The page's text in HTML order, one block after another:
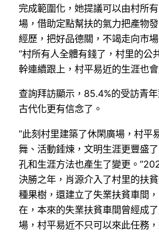
完成範圍化，她提議可以由村所
場，借助定點幫扶的氣力把產物
經歷，把好品德關，不竭走向市場
“村所有人全體有錢了，村里的公
幹連續跟上，村平易近的生涯也
查詢拜訪顯示，85.4%的受訪青
古代化更有信念了。
“此刻村里建築了休閑廣場，村平
舞、活動錘煉，文明生涯更豐盛
孔和生涯方法也產生了變更。
決勝之年，肖源介入了村里的扶
種果樹，還建立了失業扶貧車間
在，本來的失業扶貧車間曾經成
場，村平易近不只可以來此任務